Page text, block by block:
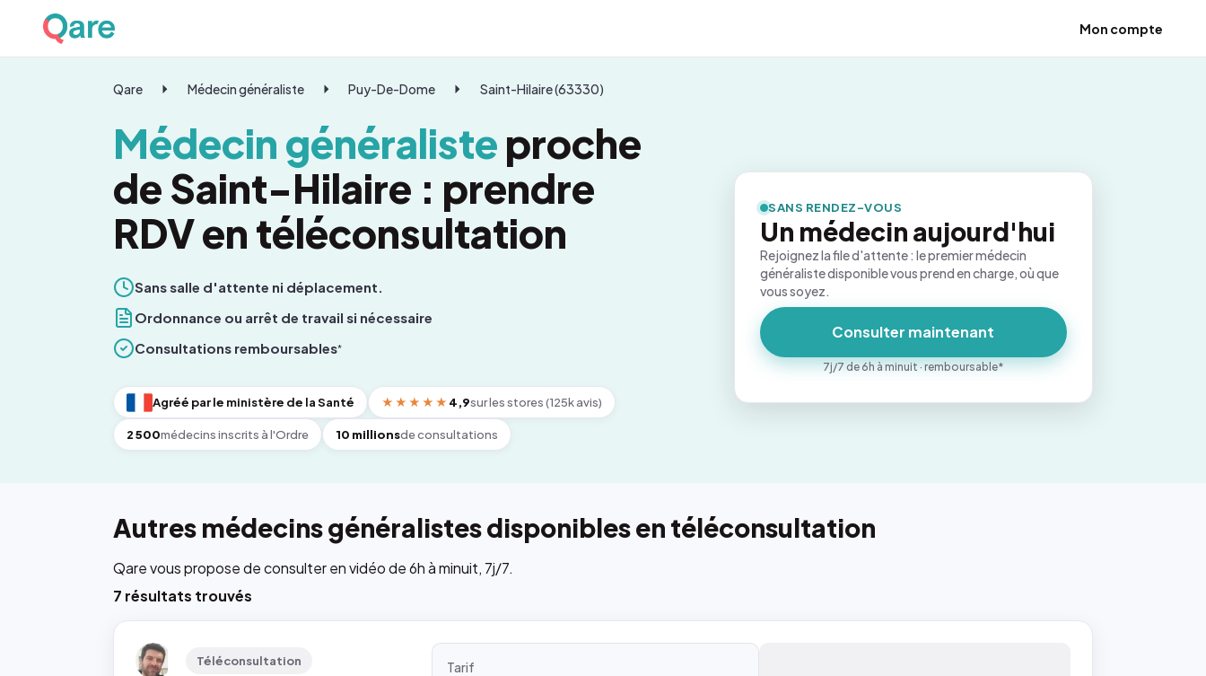
Mon compte
Qare Médecin généraliste Puy-De-Dome Saint-Hilaire (63330)
Médecin généralisteproche
de Saint-Hilaire : prendre
RDV en téléconsultation
Sans salle d'attente ni déplacement.
Ordonnance ou arrêt de travail si nécessaire
Consultations remboursables*
Agréé par le ministère de la Santé ★★★★★ 4,9sur les stores (125k avis)
2 500médecins inscrits à l'Ordre 10 millionsde consultations
SANS RENDEZ-VOUS
Un médecin aujourd'hui
Rejoignez la file d'attente : le premier médecin
généraliste disponible vous prend en charge, où que
vous soyez.
Consulter maintenant
7j/7 de 6h à minuit · remboursable*
Autres médecins généralistes disponibles en téléconsultation
Qare vous propose de consulter en vidéo de 6h à minuit, 7j/7.
7 résultats trouvés
Téléconsultation
Tarif